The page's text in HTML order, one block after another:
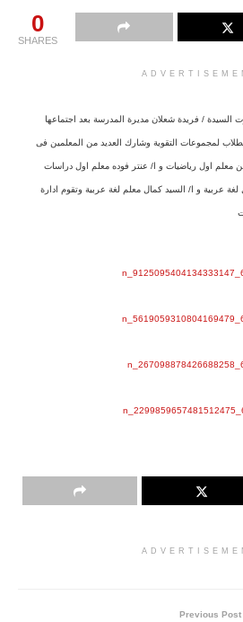
0
SHARES
السيدة / فريدة شعلان مديرة المدرسة بعد اجتماعها
لمجموعات التقوية وشارك العديد من المعلمين فى
اول رياضيات و ا/ عنتر فوده معلم اول دراسات
لغة عربية و ا/ السيد كمال معلم لغة عربية وتقوم ادارة
Previous Post